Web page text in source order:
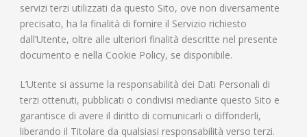
servizi terzi utilizzati da questo Sito, ove non diversamente
precisato, ha la finalità di fornire il Servizio richiesto
dall’Utente, oltre alle ulteriori finalità descritte nel presente
documento e nella Cookie Policy, se disponibile.
L’Utente si assume la responsabilità dei Dati Personali di
terzi ottenuti, pubblicati o condivisi mediante questo Sito e
garantisce di avere il diritto di comunicarli o diffonderli,
liberando il Titolare da qualsiasi responsabilità verso terzi.